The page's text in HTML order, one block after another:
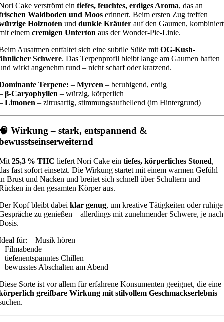
Cake verströmt ein tiefes, feuchtes, erdiges Aroma, das an
Waldboden und Moos erinnert. Beim ersten Zug treffen
Holznoten und dunkle Kräuter auf den Gaumen, kombiniert
einem cremigen Unterton aus der Wonder-Pie-Linie.
Ausatmen entfaltet sich eine subtile Süße mit OG-Kush-
Schwere. Das Terpenprofil bleibt lange am Gaumen haften
wirkt angenehm rund – nicht scharf oder kratzend.
Terpene: – Myrcen – beruhigend, erdig
β-Caryophyllen – würzig, körperlich
Limonen – zitrusartig, stimmungsaufhellend (im Hintergrund)
Wirkung – stark, entspannend &
25,3 % THC liefert Nori Cake ein tiefes, körperliches Stoned,
fast sofort einsetzt. Die Wirkung startet mit einem warmen Gefühl
Brust und Nacken und breitet sich schnell über Schultern und
in den gesamten Körper aus.
Kopf bleibt dabei klar genug, um kreative Tätigkeiten oder ruhige
zu genießen – allerdings mit zunehmender Schwere, je nach
für: – Musik hören
Filmabende
tiefenentspanntes Chillen
bewusstes Abschalten am Abend
Sorte ist vor allem für erfahrene Konsumenten geeignet, die eine
greifbare Wirkung mit stilvollem Geschmackserlebnis